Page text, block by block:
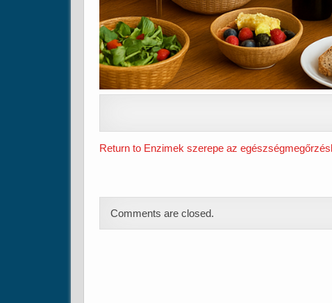
Return to Enzimek szerepe az
Comments are closed.